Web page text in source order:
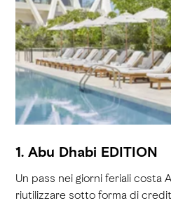
1. Abu Dhabi EDITION
Un pass nei giorni feriali costa
riutilizzare sotto forma di